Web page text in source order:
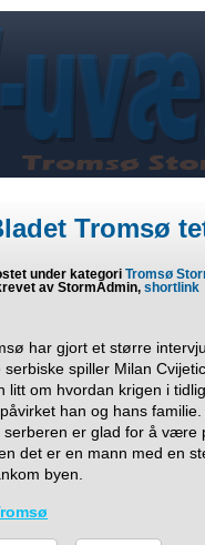
Tromsø
under kategoriTromsø
av StormAdmin,shortlink
har gjort et større
serbiske spiller Milan
litt om hvordan krigen i
han og hans
serberen er glad for å være
det er en mann med en
byen.